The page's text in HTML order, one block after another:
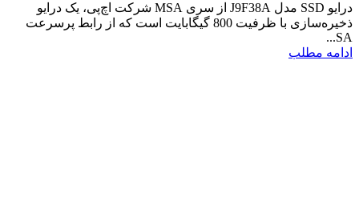
درایو SSD مدل J9F38A از سری MSA شرکت اچ‌پی، یک درایو
ذخیره‌سازی با ظرفیت 800 گیگابایت است که از رابط پرسرعت
SA...
ادامه مطلب